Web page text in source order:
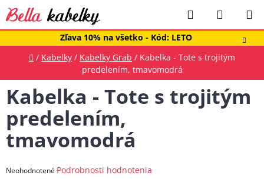
Prejsť
na
obsah
Zľava 10% na všetko - Kód: LETO
Hľadať
KOŠÍK
Domov
/ Kabelky / Kabelky Grab / Kabelka - Tote s trojitým
predelením, tmavomodrá
Kabelka - Tote s trojitým
predelením,
tmavomodrá
Priemerné
Neohodnotené Podrobnosti hodnotenia